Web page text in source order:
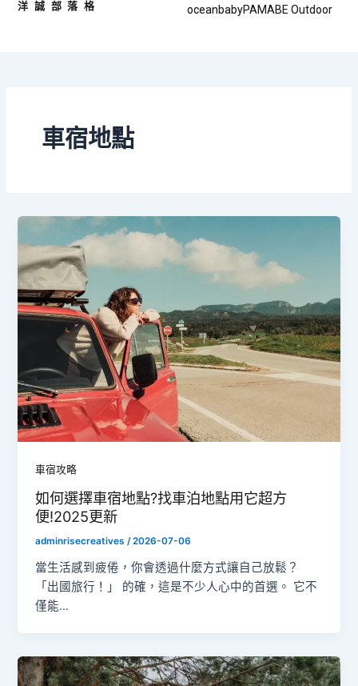
洋誠部落格 oceanbabyPAMABE Outdoor
車宿地點
車宿攻略
如何選擇車宿地點?找車泊地點用它超方
便!2025更新
adminrisecreatives/2026-07-06
當生活感到疲倦，你會透過什麼方式讓自己放鬆？
「出國旅行！」 的確，這是不少人心中的首選。 它不
僅能…